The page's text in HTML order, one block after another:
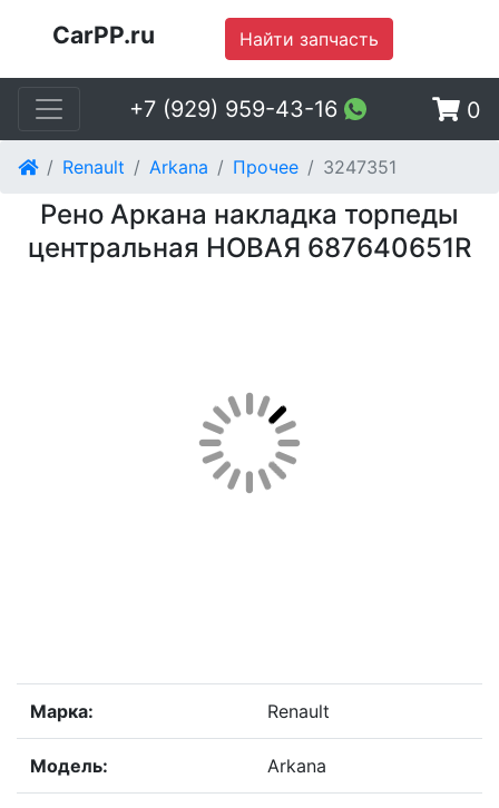
CarPP.ru Найти запчасть
+7 (929) 959-43-16 0
Renault Arkana Прочее 3247351
Рено Аркана накладка торпеды
центральная НОВАЯ 687640651R
Марка: Renault
Модель: Arkana